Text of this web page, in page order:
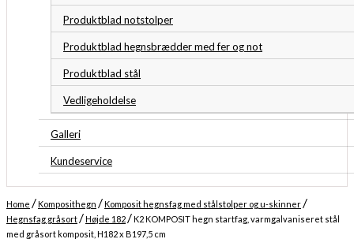
Produktblad notstolper
Produktblad hegnsbrædder med fer og not
Produktblad stål
Vedligeholdelse
Galleri
Kundeservice
Home /Komposithegn /Komposit hegnsfag med stålstolper og u-skinner /
Hegnsfag gråsort /Højde 182 /K2 KOMPOSIT hegn startfag, varmgalvaniseret stål
med gråsort komposit, H182 x B197,5 cm